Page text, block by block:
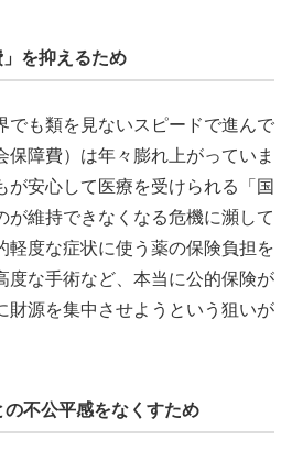
を抑えるため
でも類を見ないスピードで進んで
保障費）は年々膨れ上がっていま
が安心して医療を受けられる「国
が維持できなくなる危機に瀕して
軽度な症状に使う薬の保険負担を
度な手術など、本当に公的保険が
財源を集中させようという狙いが
の不公平感をなくすため